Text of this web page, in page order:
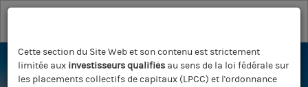
Retour à la sélection de fonds
Cette section du Site Web et son contenu est strictement
limitée aux investisseurs qualifiés au sens de la loi fédérale sur
les placements collectifs de capitaux (LPCC) et l'ordonnance